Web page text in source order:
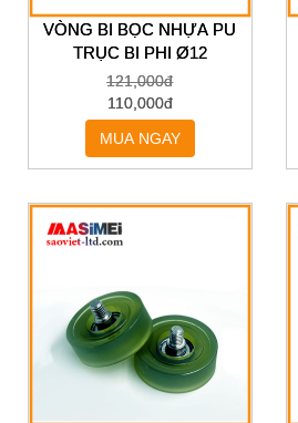
VÒNG BI BỌC NHỰA PU
TRỤC BI PHI Ø12
121,000đ
110,000đ
MUA NGAY